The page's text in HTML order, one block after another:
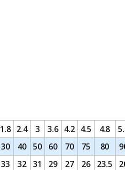
1.8 2.4 3 3.6 4.2 4.5 4.8
30 40 50 60 70 75 80
33 32 31 29 27 26 23.5